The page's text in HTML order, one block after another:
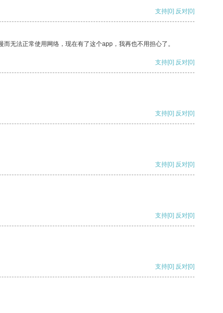
支持[0] 反对[0]
无法正常使用网络，现在有了这个app，我再也不用担心了。
支持[0] 反对[0]
支持[0] 反对[0]
支持[0] 反对[0]
支持[0] 反对[0]
支持[0] 反对[0]